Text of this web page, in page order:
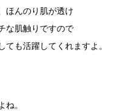
ほんのり肌が透け
な肌触りですので
も活躍してくれますよ。
ね。